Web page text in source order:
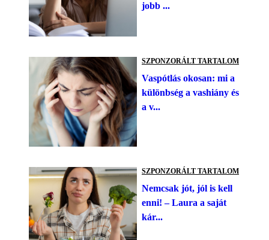
jobb ...
SZPONZORÁLT TARTALOM
Vaspótlás okosan: mi a
különbség a vashiány és
a v...
SZPONZORÁLT TARTALOM
Nemcsak jót, jól is kell
enni! – Laura a saját
kár...